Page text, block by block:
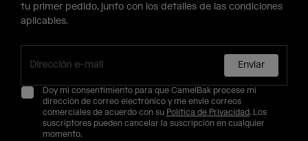
tu primer pedido, junto con los detalles de las condiciones
aplicables.
Enviar
Doy mi consentimiento para que CamelBak procese mi
dirección de correo electrónico y me envíe correos
comerciales de acuerdo con su Política de Privacidad. Los
suscriptores pueden cancelar la suscripción en cualquier
momento.